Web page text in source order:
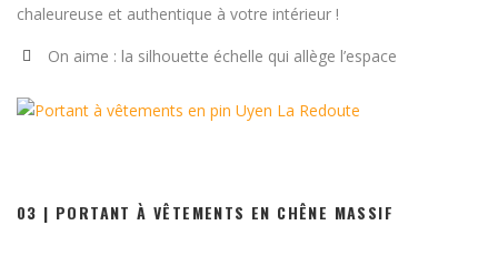
chaleureuse et authentique à votre intérieur !
On aime : la silhouette échelle qui allège l’espace
03 | PORTANT À VÊTEMENTS EN CHÊNE MASSIF